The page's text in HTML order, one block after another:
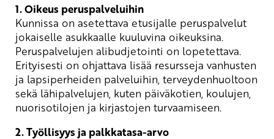
1. Oikeus peruspalveluihin
Kunnissa on asetettava etusijalle peruspalvelut
jokaiselle asukkaalle kuuluvina oikeuksina.
Peruspalvelujen alibudjetointi on lopetettava.
Erityisesti on ohjattava lisää resursseja vanhusten
ja lapsiperheiden palveluihin, terveydenhuoltoon
sekä lähipalvelujen, kuten päiväkotien, koulujen,
nuorisotilojen ja kirjastojen turvaamiseen.
2. Työllisyys ja palkkatasa-arvo